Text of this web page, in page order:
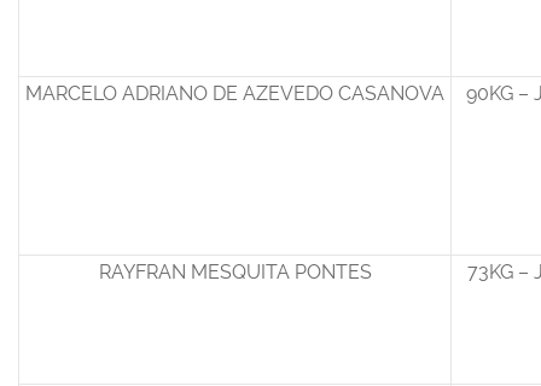
MARCELO ADRIANO DE AZEVEDO CASANOVA 90KG –
RAYFRAN MESQUITA PONTES 73KG –